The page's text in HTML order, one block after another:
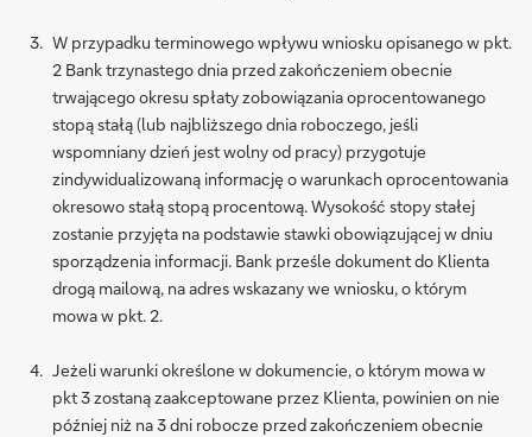
W przypadku terminowego wpływu wniosku opisanego w pkt.
2 Bank trzynastego dnia przed zakończeniem obecnie
trwającego okresu spłaty zobowiązania oprocentowanego
stopą stałą (lub najbliższego dnia roboczego, jeśli
wspomniany dzień jest wolny od pracy) przygotuje
zindywidualizowaną informację o warunkach oprocentowania
okresowo stałą stopą procentową. Wysokość stopy stałej
zostanie przyjęta na podstawie stawki obowiązującej w dniu
sporządzenia informacji. Bank prześle dokument do Klienta
drogą mailową, na adres wskazany we wniosku, o którym
mowa w pkt. 2.
Jeżeli warunki określone w dokumencie, o którym mowa w
pkt 3 zostaną zaakceptowane przez Klienta, powinien on nie
później niż na 3 dni robocze przed zakończeniem obecnie